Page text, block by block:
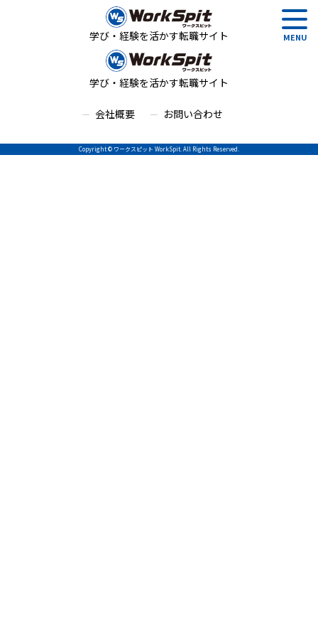
学び・経験を活かす転職サイト
学び・経験を活かす転職サイト
会社概要 お問い合わせ
Copyright © ワークスピット WorkSpit. All Rights Reserved.